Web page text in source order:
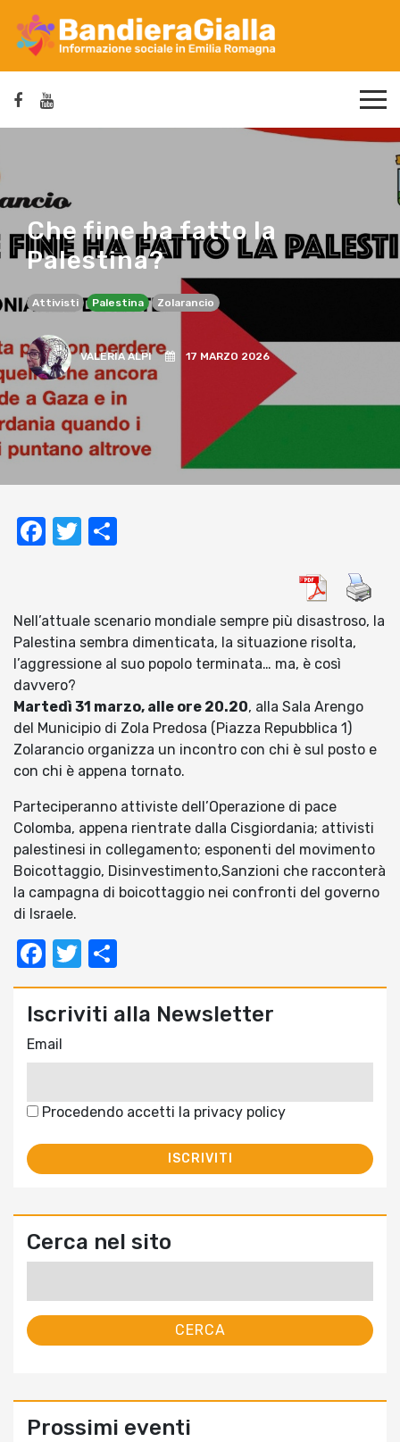
Che fine ha fatto la
Palestina?
Attivisti Palestina Zolarancio
VALERIA ALPI 17 MARZO 2026
Facebook
Twitter
Nell’attuale scenario mondiale sempre più disastroso, la
Palestina sembra dimenticata, la situazione risolta,
l’aggressione al suo popolo terminata… ma, è così
davvero?
Martedì 31 marzo, alle ore 20.20, alla Sala Arengo
del Municipio di Zola Predosa (Piazza Repubblica 1)
Zolarancio organizza un incontro con chi è sul posto e
con chi è appena tornato.
Parteciperanno attiviste dell’Operazione di pace
Colomba, appena rientrate dalla Cisgiordania; attivisti
palestinesi in collegamento; esponenti del movimento
Boicottaggio, Disinvestimento,Sanzioni che racconterà
la campagna di boicottaggio nei confronti del governo
di Israele.
Facebook
Twitter
Iscriviti alla Newsletter
Email
Procedendo accetti la privacy policy
Cerca nel sito
Prossimi eventi